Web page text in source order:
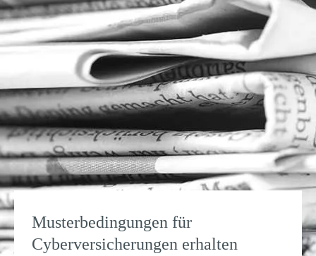
Musterbedingungen für
Cyberversicherungen erhalten